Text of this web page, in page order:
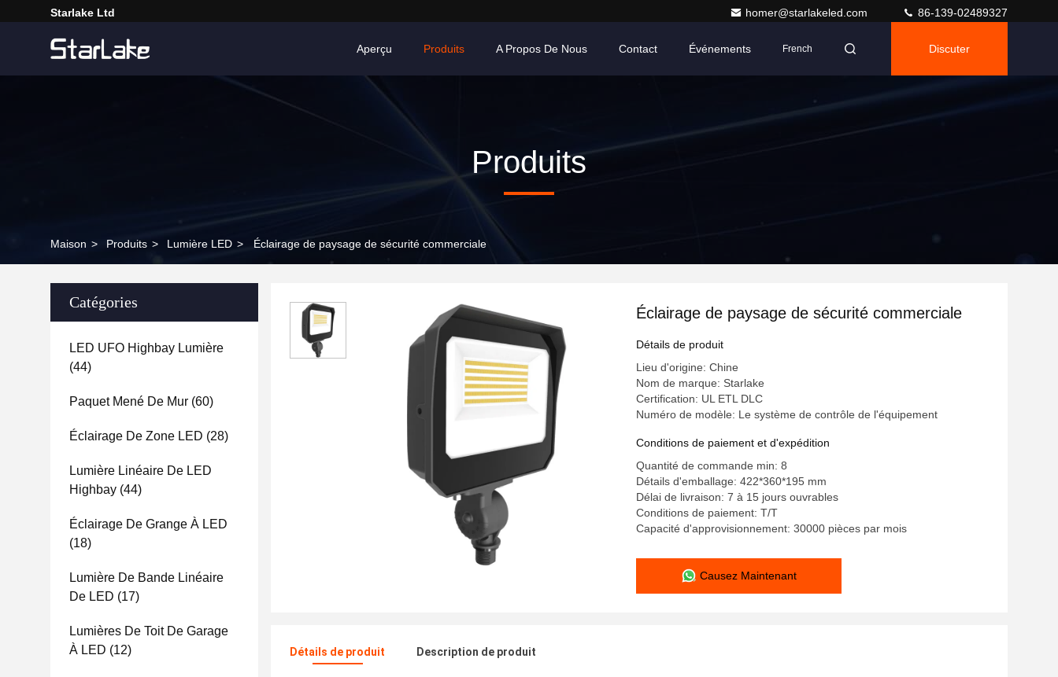
Starlake Ltd homer@starlakeled.com 86-139-02489327
Aperçu Produits A Propos De Nous Contact Événements French Discuter
Produits
Maison > Produits > Lumière LED > Éclairage de paysage de sécurité commerciale
Catégories
LED UFO Highbay Lumière
(44)
Paquet Mené De Mur (60)
Éclairage De Zone LED (28)
Lumière Linéaire De LED
Highbay (44)
Éclairage De Grange À LED
(18)
Lumière De Bande Linéaire
De LED (17)
Lumières De Toit De Garage
À LED (12)
Éclairage de paysage de sécurité commerciale
Détails de produit
Lieu d'origine: Chine
Nom de marque: Starlake
Certification: UL ETL DLC
Numéro de modèle: Le système de contrôle de l'équipement
Conditions de paiement et d'expédition
Quantité de commande min: 8
Détails d'emballage: 422*360*195 mm
Délai de livraison: 7 à 15 jours ouvrables
Conditions de paiement: T/T
Capacité d'approvisionnement: 30000 pièces par mois
Causez Maintenant
Détails de produit Description de produit